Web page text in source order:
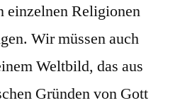
einzelnen Religionen
Wir müssen auch
Weltbild, das aus
Gründen von Gott